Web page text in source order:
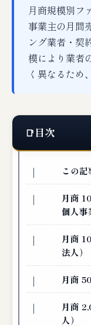
月商規模別フ
事業主の月間
ング業者・契
模により業者
く異なるため
目次
この記
月商
個人事
月商
法人）
月商
月商
人）